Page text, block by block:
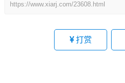
https://www.xiarj.com/23608.html
打赏